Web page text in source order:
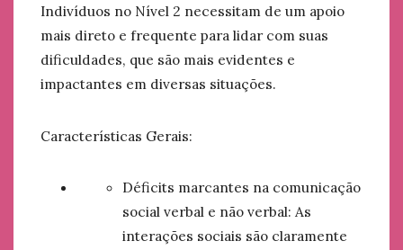
Indivíduos no Nível 2 necessitam de um apoio
mais direto e frequente para lidar com suas
dificuldades, que são mais evidentes e
impactantes em diversas situações.
Características Gerais:
Déficits marcantes na comunicação
social verbal e não verbal: As
interações sociais são claramente